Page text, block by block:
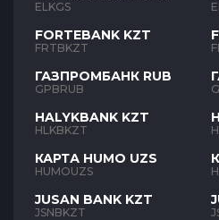
ELKGS
FORTEBANK KZT
FRTBKZT
ГАЗПРОМБАНК RUB
GPBRUB
HALYKBANK KZT
HLKBKZT
КАРТА HUMO UZS
HUMOUZS
JUSAN BANK KZT
JSNBKZT